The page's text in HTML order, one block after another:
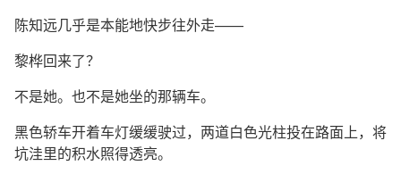
陈知远几乎是本能地快步往外走——
黎桦回来了？
不是她。也不是她坐的那辆车。
黑色轿车开着车灯缓缓驶过，两道白色光柱投在路面上，将
坑洼里的积水照得透亮。